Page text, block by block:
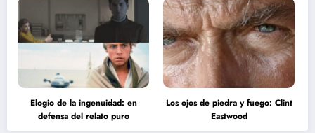
Elogio de la ingenuidad: en
defensa del relato puro
Los ojos de piedra y fuego: Clint
Eastwood